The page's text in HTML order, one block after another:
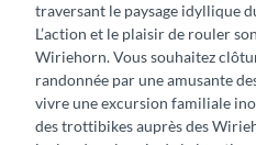
traversant le paysage idyllique
L’action et le plaisir de rouler
Wiriehorn. Vous souhaitez
randonnée par une amusante
vivre une excursion familiale
des trottibikes auprès des